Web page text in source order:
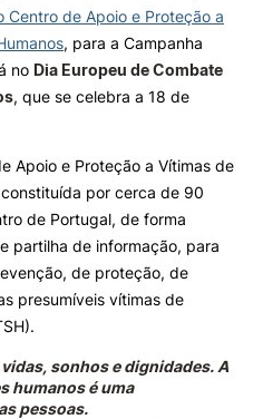
Contactos Denúncias
Todos os direitos reservados.
Centro de Apoio e Proteção a
, para a Campanha
no Dia Europeu de Combate
, que se celebra a 18 de
Apoio e Proteção a Vítimas de
por cerca de 90
de Portugal, de forma
partilha de informação, para
de proteção, de
presumíveis vítimas de
sonhos e dignidades. A
humanos é uma
pessoas.